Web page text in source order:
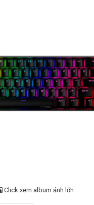
Click xem album ảnh lớn